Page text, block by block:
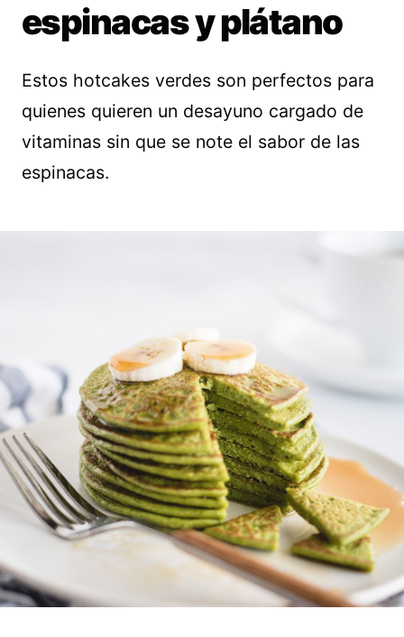
espinacas y plátano
Estos hotcakes verdes son perfectos para
quienes quieren un desayuno cargado de
vitaminas sin que se note el sabor de las
espinacas.